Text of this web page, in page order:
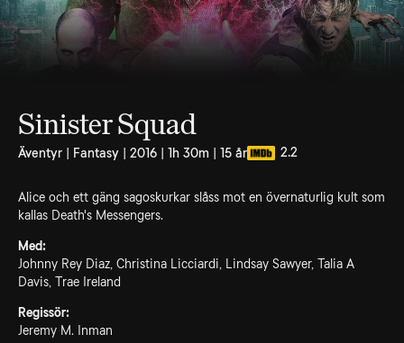
Sinister Squad
Äventyr | Fantasy | 2016 | 1h 30m | 15 år 2.2
Alice och ett gäng sagoskurkar slåss mot en övernaturlig kult som
kallas Death's Messengers.
Med:
Johnny Rey Diaz, Christina Licciardi, Lindsay Sawyer, Talia A
Davis, Trae Ireland
Regissör:
Jeremy M. Inman